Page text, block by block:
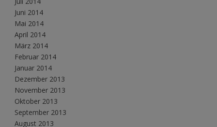
Juni 2014
Mai 2014
April 2014
März 2014
Februar 2014
Januar 2014
Dezember 2013
November 2013
Oktober 2013
September 2013
August 2013